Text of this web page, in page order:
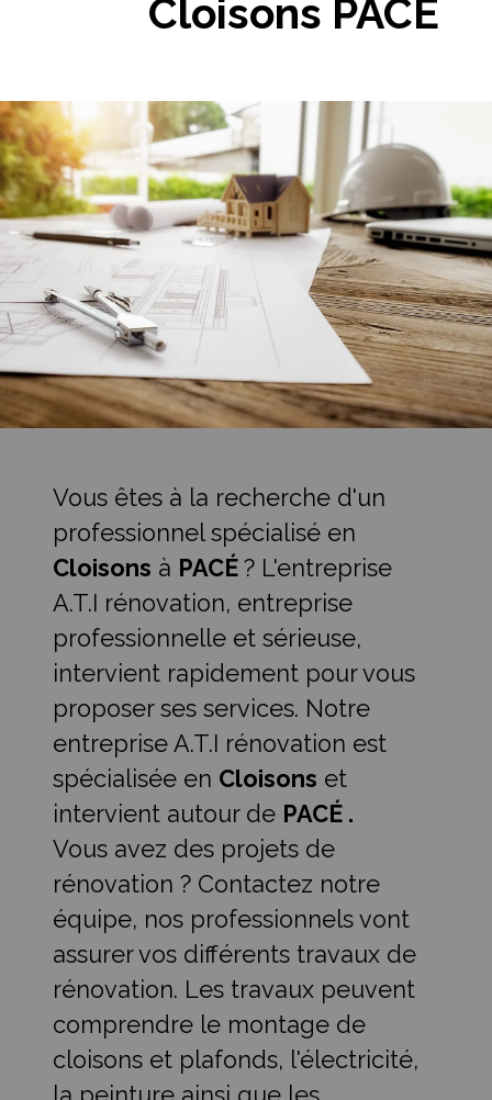
Cloisons PACÉ
Vous êtes à la recherche d'un
professionnel spécialisé en
Cloisons à PACÉ ? L'entreprise
A.T.I rénovation, entreprise
professionnelle et sérieuse,
intervient rapidement pour vous
proposer ses services. Notre
entreprise A.T.I rénovation est
spécialisée en Cloisons et
intervient autour de PACÉ .
Vous avez des projets de
rénovation ? Contactez notre
équipe, nos professionnels vont
assurer vos différents travaux de
rénovation. Les travaux peuvent
comprendre le montage de
cloisons et plafonds, l'électricité,